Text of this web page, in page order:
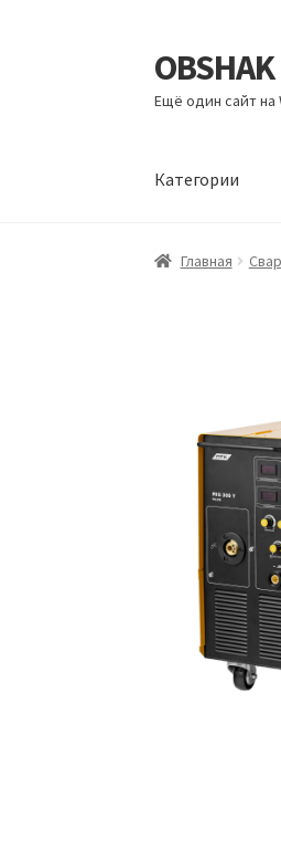
Перейти
к
навигации
Перейти
к
содержимому
OBSHAK
Ещё один сайт на
Категории
ГлавнаяГлавная